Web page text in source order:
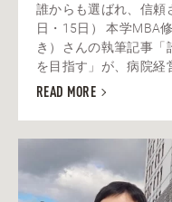
誰からも選ばれ、信頼
日・15日） 本学MBA
き）さんの執筆記事「
を目指す」が、病院経
READ MORE